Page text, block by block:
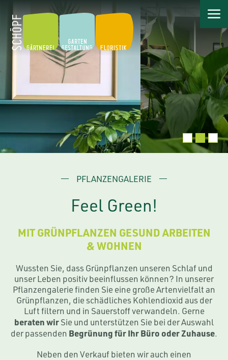
PFLANZENGALERIE
Feel Green!
MIT GRÜNPFLANZEN GESUND ARBEITEN
& WOHNEN
Wussten Sie, dass Grünpflanzen unseren Schlaf und
unser Leben positiv beeinflussen können? In unserer
Pflanzengalerie finden Sie eine große Artenvielfalt an
Grünpflanzen, die schädliches Kohlendioxid aus der
Luft filtern und in Sauerstoff verwandeln. Gerne
beraten wirSie und unterstützen Sie bei der Auswahl
der passenden Begrünung für Ihr Büro oder Zuhause.
Neben den Verkauf bieten wir auch einen